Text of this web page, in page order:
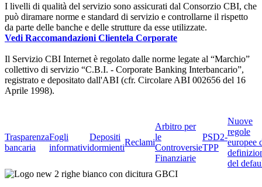
I livelli di qualità del servizio sono assicurati dal Consorzio CBI, che
può diramare norme e standard di servizio e controllarne il rispetto
da parte delle banche e delle strutture da esse utilizzate.
Vedi Raccomandazioni Clientela Corporate
Il Servizio CBI Internet è regolato dalle norme legate al “Marchio”
collettivo di servizio “C.B.I. - Corporate Banking Interbancario”,
registrato e depositato dall'ABI (cfr. Circolare ABI 002656 del 16
Aprile 1998).
Trasparenza
bancaria
Fogli
informativi
Depositi
dormienti
Reclami
Arbitro per
le
Controversie
Finanziarie
PSD2-
TPP
Nuove
regole
europee
del